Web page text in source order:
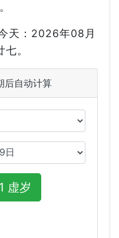
天：2026年08月
。
后自动计算
1 虚岁